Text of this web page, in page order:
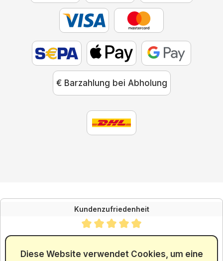
€ Barzahlung bei Abholung
Kundenzufriedenheit
Durchschnittliche Bewertung von 4.88 von 5 Sternen
SEHR GUT
4.88/ 5.00
Diese Website verwendet Cookies, um eine